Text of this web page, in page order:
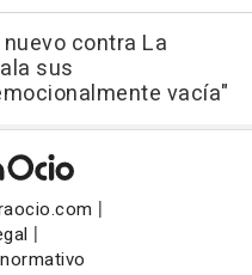
contra La
sus
vacía"
|
|